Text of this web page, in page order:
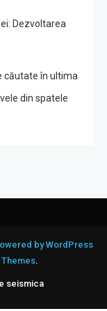
Dezvoltarea
căutate în ultima
din spatele
by WordPress
.
seismica